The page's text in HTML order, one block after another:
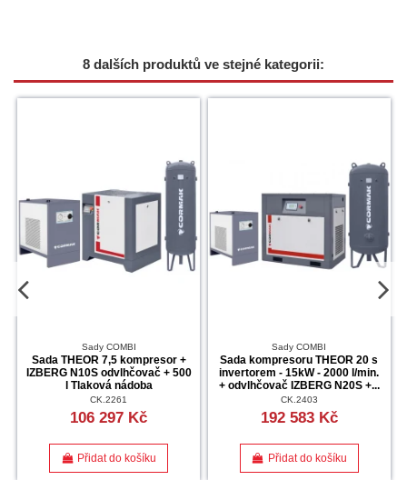
8 dalších produktů ve stejné kategorii:
Sady COMBI
Sada THEOR 7,5 kompresor +
IZBERG N10S odvlhčovač + 500
l Tlaková nádoba
CK.2261
106 297 Kč
Přidat do košíku
Sady COMBI
Sada kompresoru THEOR 20 s
invertorem - 15kW - 2000 l/min.
+ odvlhčovač IZBERG N20S +...
CK.2403
192 583 Kč
Přidat do košíku